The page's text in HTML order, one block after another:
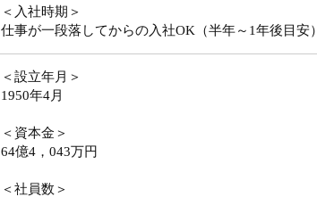
＜入社時期＞
仕事が一段落してからの入社OK（半年～1年後目安）
＜設立年月＞
1950年4月
＜資本金＞
64億4，043万円
＜社員数＞